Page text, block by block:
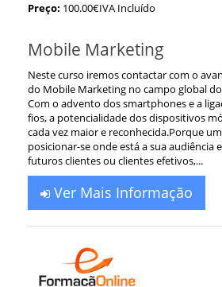
Preço: 100.00€IVA Incluído
Mobile Marketing
Neste curso iremos contactar com o
do Mobile Marketing no campo global
Com o advento dos smartphones e a
fios, a potencialidade dos dispositivos
cada vez maior e reconhecida.Porque
posicionar-se onde está a sua audiência
futuros clientes ou clientes efetivos,...
Ver Mais Informação